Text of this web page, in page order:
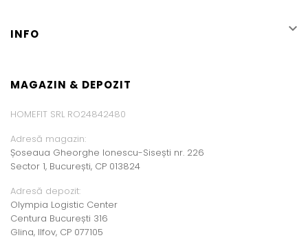
INFO 
MAGAZIN & DEPOZIT
HOMEFIT SRL RO24842480
Adresă magazin:
Șoseaua Gheorghe Ionescu-Sisești nr. 226
Sector 1, București, CP 013824
Adresă depozit:
Olympia Logistic Center
Centura București 316
Glina, Ilfov, CP 077105